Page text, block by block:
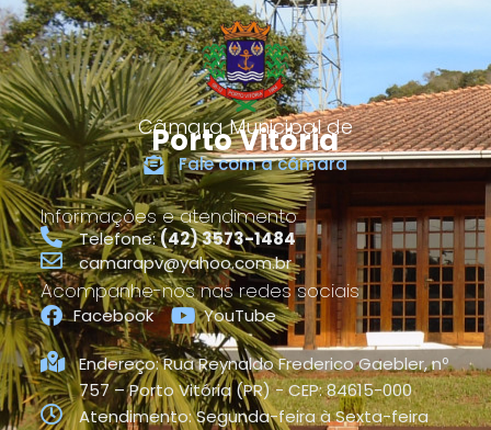
Câmara Municipal de
Porto Vitória
Fale com a câmara
Informações e atendimento
Telefone:(42) 3573-1484
camarapv@yahoo.com.br
Acompanhe-nos nas redes sociais
Facebook YouTube
Endereço: Rua Reynaldo Frederico Gaebler, nº
757 – Porto Vitória (PR) - CEP: 84615-000
Atendimento: Segunda-feira à Sexta-feira